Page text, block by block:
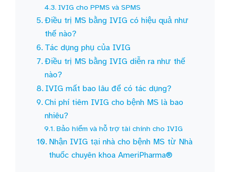
IVIG cho PPMS và SPMS
Điều trị MS bằng IVIG có hiệu quả như
thế nào?
Tác dụng phụ của IVIG
Điều trị MS bằng IVIG diễn ra như thế
nào?
IVIG mất bao lâu để có tác dụng?
Chi phí tiêm IVIG cho bệnh MS là bao
nhiêu?
Bảo hiểm và hỗ trợ tài chính cho IVIG
Nhận IVIG tại nhà cho bệnh MS từ Nhà
thuốc chuyên khoa AmeriPharma®